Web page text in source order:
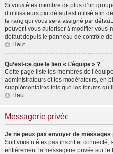
Si vous êtes membre de plus d’un
d’utilisateurs par défaut est utilisé afin
le rang qui vous sera assigné par
peuvent vous autoriser à modifier vous-
défaut depuis le panneau de contrôle de
Haut
Qu’est-ce que le lien « L’équipe » ?
Cette page liste les membres de
administrateurs et les modérateurs, en
supplémentaires tels que les forums
Haut
Messagerie privée
Je ne peux pas envoyer de messages
Soit vous n’êtes pas inscrit et
entièrement la messagerie privée sur le